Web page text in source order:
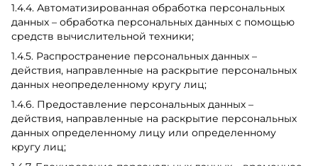
1.4.4. Автоматизированная обработка персональных
данных – обработка персональных данных с помощью
средств вычислительной техники;
1.4.5. Распространение персональных данных –
действия, направленные на раскрытие персональных
данных неопределенному кругу лиц;
1.4.6. Предоставление персональных данных –
действия, направленные на раскрытие персональных
данных определенному лицу или определенному
кругу лиц;